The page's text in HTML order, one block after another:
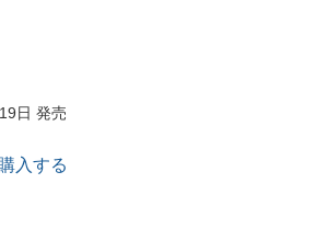
日 発売
入する